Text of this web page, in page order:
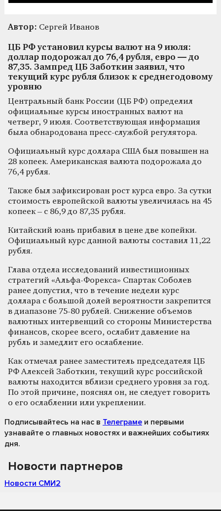
Автор: Сергей Иванов
ЦБ РФ установил курсы валют на 9 июля:
доллар подорожал до 76,4 рубля, евро — до
87,35. Зампред ЦБ Заботкин заявил, что
текущий курс рубля близок к среднегодовому
уровню
Центральный банк России (ЦБ РФ) определил
официальные курсы иностранных валют на
четверг, 9 июля. Соответствующая информация
была обнародована пресс-службой регулятора.
Официальный курс доллара США был повышен на
28 копеек. Американская валюта подорожала до
76,4 рубля.
Также был зафиксирован рост курса евро. За сутки
стоимость европейской валюты увеличилась на 45
копеек – с 86,9 до 87,35 рубля.
Китайский юань прибавил в цене две копейки.
Официальный курс данной валюты составил 11,22
рубля.
Глава отдела исследований инвестиционных
стратегий «Альфа-Форекса» Спартак Соболев
ранее допустил, что в течение недели курс
доллара с большой долей вероятности закрепится
в диапазоне 75-80 рублей. Снижение объемов
валютных интервенций со стороны Министерства
финансов, скорее всего, ослабит давление на
рубль и замедлит его ослабление.
Как отмечал ранее заместитель председателя ЦБ
РФ Алексей Заботкин, текущий курс российской
валюты находится вблизи среднего уровня за год.
По этой причине, пояснял он, не следует говорить
о его ослаблении или укреплении.
Подписывайтесь на нас в Телеграме и первыми
узнавайте о главных новостях и важнейших событиях
дня.
Новости партнеров
Новости СМИ2